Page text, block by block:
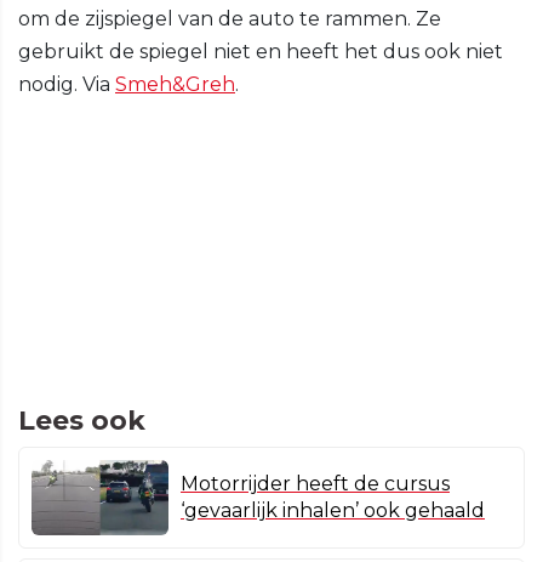
om de zijspiegel van de auto te rammen. Ze
gebruikt de spiegel niet en heeft het dus ook niet
nodig. Via Smeh&Greh.
Lees ook
Motorrijder heeft de cursus
‘gevaarlijk inhalen’ ook gehaald